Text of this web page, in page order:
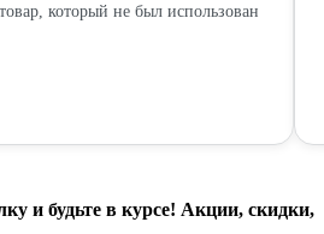
который не был использован
и будьте в курсе! Акции, скидки,